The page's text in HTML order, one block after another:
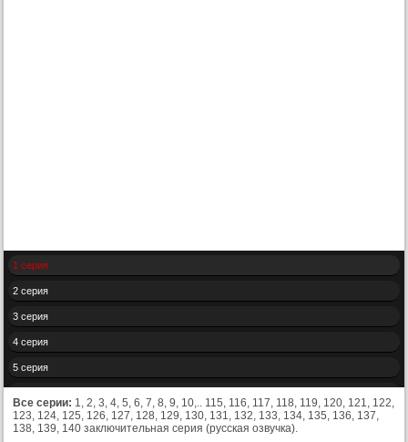
1 серия
2 серия
3 серия
4 серия
5 серия
7 серия
Все серии: 1, 2, 3, 4, 5, 6, 7, 8, 9, 10,.. 115, 116, 117, 118, 119, 120, 121, 122,
123, 124, 125, 126, 127, 128, 129, 130, 131, 132, 133, 134, 135, 136, 137,
138, 139, 140 заключительная серия (русская озвучка).